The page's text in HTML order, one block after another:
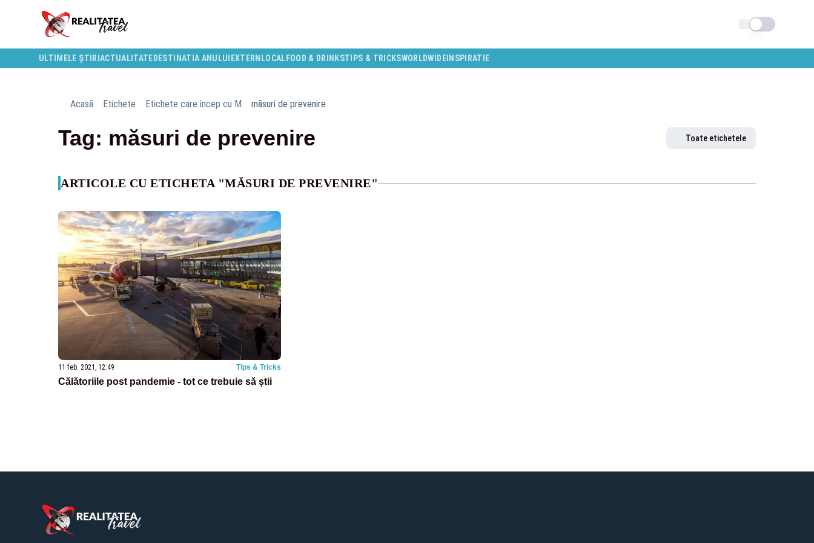
Schimba tema
ULTIMELE ȘTIRI ACTUALITATE DESTINATIA ANULUI EXTERN LOCAL FOOD & DRINKSTIPS & TRICKSWORLDWIDEINSPIRATIE
Acasă Etichete Etichete care încep cu M măsuri de prevenire
Tag: măsuri de prevenire Toate etichetele
ARTICOLE CU ETICHETA "MĂSURI DE PREVENIRE"
11 feb. 2021, 12:49 Tips & Tricks
Călătoriile post pandemie - tot ce trebuie să știi